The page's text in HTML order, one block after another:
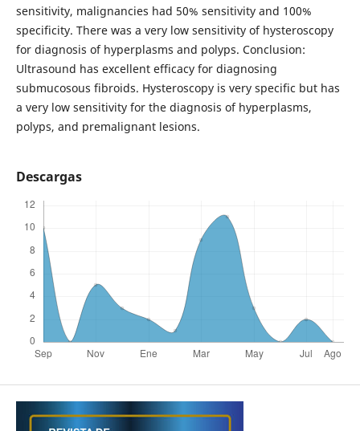
sensitivity, malignancies had 50% sensitivity and 100%
specificity. There was a very low sensitivity of hysteroscopy
for diagnosis of hyperplasms and polyps. Conclusion:
Ultrasound has excellent efficacy for diagnosing
submucosous fibroids. Hysteroscopy is very specific but has
a very low sensitivity for the diagnosis of hyperplasms,
polyps, and premalignant lesions.
Descargas